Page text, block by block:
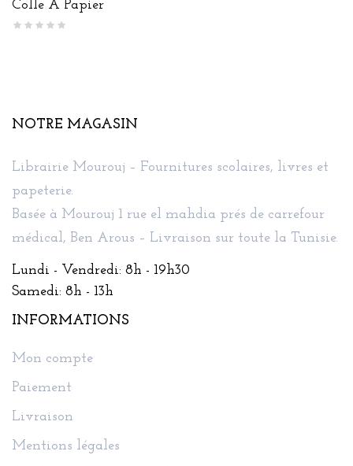
Colle À Papier
NOTRE MAGASIN
Librairie Mourouj – Fournitures scolaires, livres et
papeterie.
Basée à Mourouj 1 rue el mahdia prés de carrefour
médical, Ben Arous – Livraison sur toute la Tunisie.
Lundi - Vendredi: 8h - 19h30
Samedi: 8h - 13h
INFORMATIONS
Mon compte
Paiement
Livraison
Mentions légales